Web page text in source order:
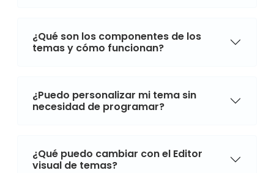
¿Qué son los componentes de los
temas y cómo funcionan?
¿Puedo personalizar mi tema sin
necesidad de programar?
¿Qué puedo cambiar con el Editor
visual de temas?